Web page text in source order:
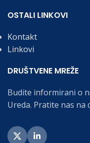
OSTALI LINKOVI
Kontakt
Linkovi
DRUŠTVENE MREŽE
Budite informirani o
Ureda. Pratite nas na